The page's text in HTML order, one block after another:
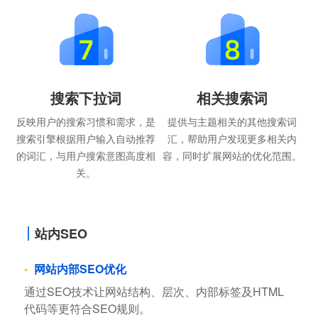
搜索下拉词
反映用户的搜索习惯和需求，是
搜索引擎根据用户输入自动推荐
的词汇，与用户搜索意图高度相
关。
相关搜索词
提供与主题相关的其他搜索词
汇，帮助用户发现更多相关内
容，同时扩展网站的优化范围。
站内SEO
网站内部SEO优化
通过SEO技术让网站结构、层次、内部标签及HTML
代码等更符合SEO规则。